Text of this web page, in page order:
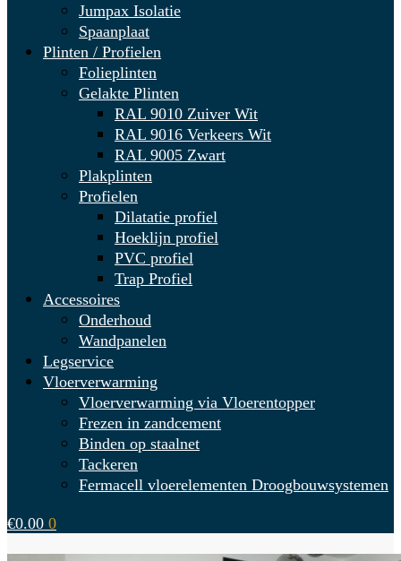
Jumpax Isolatie
Spaanplaat
Plinten / Profielen
Folieplinten
Gelakte Plinten
RAL 9010 Zuiver Wit
RAL 9016 Verkeers Wit
RAL 9005 Zwart
Plakplinten
Profielen
Dilatatie profiel
Hoeklijn profiel
PVC profiel
Trap Profiel
Accessoires
Onderhoud
Wandpanelen
Legservice
Vloerverwarming
Vloerverwarming via Vloerentopper
Frezen in zandcement
Binden op staalnet
Tackeren
Fermacell vloerelementen Droogbouwsystemen
€0.00 0